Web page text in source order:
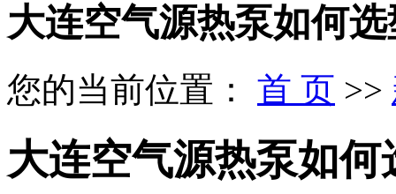
大连空气源热泵如何
您的当前位置： 首 页 >>
大连空气源热泵如